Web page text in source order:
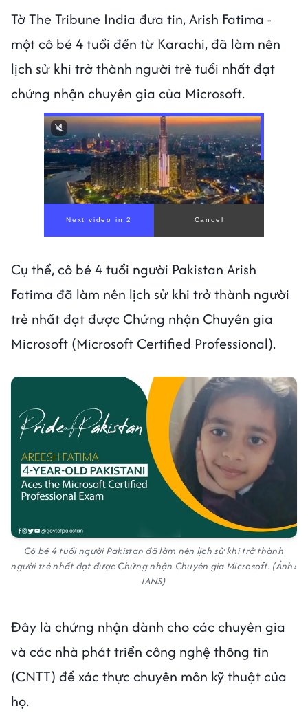
Tờ The Tribune India đưa tin, Arish Fatima -
một cô bé 4 tuổi đến từ Karachi, đã làm nên
lịch sử khi trở thành người trẻ tuổi nhất đạt
chứng nhận chuyên gia của Microsoft.
Cụ thể, cô bé 4 tuổi người Pakistan Arish
Fatima đã làm nên lịch sử khi trở thành người
trẻ nhất đạt được Chứng nhận Chuyên gia
Microsoft (Microsoft Certified Professional).
Cô bé 4 tuổi người Pakistan đã làm nên lịch sử khi trở thành
người trẻ nhất đạt được Chứng nhận Chuyên gia Microsoft. (Ảnh:
IANS)
Đây là chứng nhận dành cho các chuyên gia
và các nhà phát triển công nghệ thông tin
(CNTT) để xác thực chuyên môn kỹ thuật của
họ.